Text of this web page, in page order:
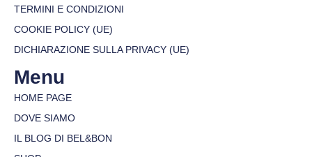
TERMINI E CONDIZIONI
COOKIE POLICY (UE)
DICHIARAZIONE SULLA PRIVACY (UE)
Menu
HOME PAGE
DOVE SIAMO
IL BLOG DI BEL&BON